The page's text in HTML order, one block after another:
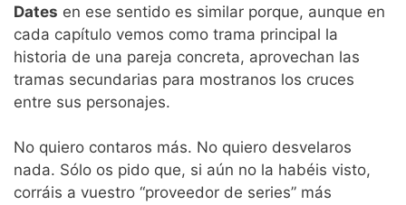
Dates en ese sentido es similar porque, aunque en
cada capítulo vemos como trama principal la
historia de una pareja concreta, aprovechan las
tramas secundarias para mostranos los cruces
entre sus personajes.
No quiero contaros más. No quiero desvelaros
nada. Sólo os pido que, si aún no la habéis visto,
corráis a vuestro “proveedor de series” más